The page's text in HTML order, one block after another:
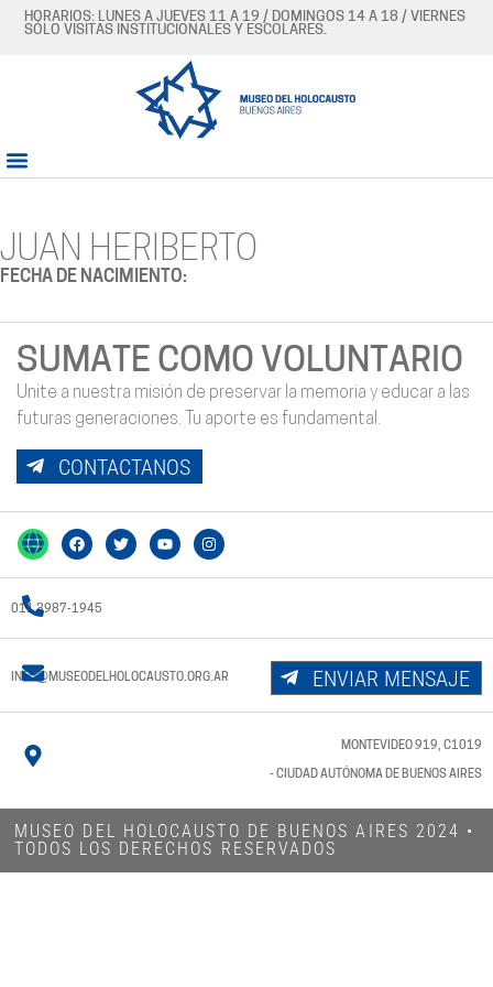
HORARIOS: LUNES A JUEVES 11 A 19 / DOMINGOS 14 A 18 / VIERNES
SÓLO VISITAS INSTITUCIONALES Y ESCOLARES.
JUAN HERIBERTO
FECHA DE NACIMIENTO:
SUMATE COMO VOLUNTARIO
Unite a nuestra misión de preservar la memoria y educar a las
futuras generaciones. Tu aporte es fundamental.
CONTACTANOS
011 3987-1945
INFO@MUSEODELHOLOCAUSTO.ORG.AR ENVIAR MENSAJE
MONTEVIDEO 919, C1019
- CIUDAD AUTÓNOMA DE BUENOS AIRES
MUSEO DEL HOLOCAUSTO DE BUENOS AIRES 2024​ •
TODOS LOS DERECHOS RESERVADOS